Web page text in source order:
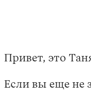
Привет, это
Если вы еще не